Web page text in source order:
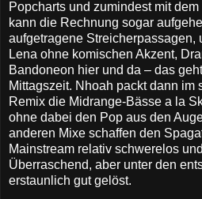
Popcharts und zumindest mit
kann die Rechnung sogar
aufgetragene Streicherpassagen,
Lena ohne komischen Akzent,
Bandoneon hier und da – das
Mittagszeit. Nhoah packt dann im
Remix die Midrange-Bässe a la
ohne dabei den Pop aus den
anderen Mixe schaffen den
Mainstream relativ schwerelos
Überraschend, aber unter den
erstaunlich gut gelöst.